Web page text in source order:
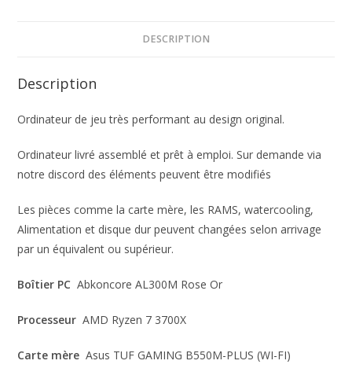
DESCRIPTION
Description
Ordinateur de jeu très performant au design original.
Ordinateur livré assemblé et prêt à emploi. Sur demande via
notre discord des éléments peuvent être modifiés
Les pièces comme la carte mère, les RAMS, watercooling,
Alimentation et disque dur peuvent changées selon arrivage
par un équivalent ou supérieur.
Boîtier PC Abkoncore AL300M Rose Or
Processeur AMD Ryzen 7 3700X
Carte mère Asus TUF GAMING B550M-PLUS (WI-FI)